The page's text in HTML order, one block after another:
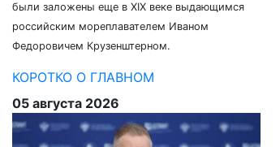
были заложены еще в XIX веке выдающимся
российским мореплавателем Иваном
Федоровичем Крузенштерном.
КОРОТКО О ГЛАВНОМ
05 августа 2026